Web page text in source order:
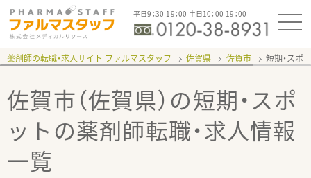
平日9：30-19：00 土日10：00-19：00
薬剤師の転職・求人サイト ファルマスタッフ 佐賀県 佐賀市 短期・スポ
佐賀市（佐賀県）の短期・スポ
ット の薬剤師転職・求人情報
一覧